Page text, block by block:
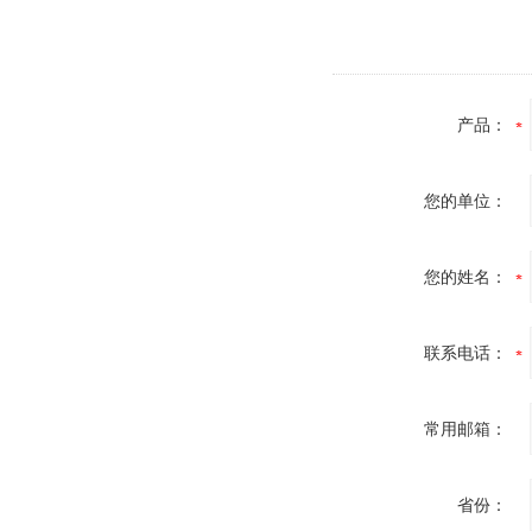
产品：
您的单位：
您的姓名：
联系电话：
常用邮箱：
省份：